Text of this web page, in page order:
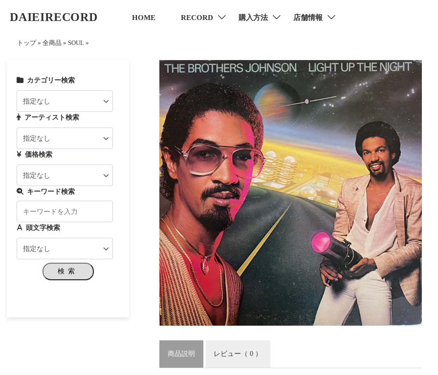
DAIEIRECORD HOME RECORD 購入方法 店舗情報
トップ » 全商品 » SOUL »
商品説明 レビュー （ 0 ）
カテゴリー検索
アーティスト検索
価格検索
キーワード検索
頭文字検索
検索